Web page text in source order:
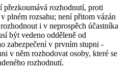
přezkoumává rozhodnutí, proti
plném rozsahu; není přitom vázán
i v neprospěch účastníka
být vedeno odděleně od
zabezpečení v prvním stupni -
v něm rozhodovat osoby, které se
rozhodnutí.